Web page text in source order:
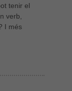
tenir el
verb,
I més